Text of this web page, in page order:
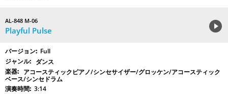
AL-848 M-06
Playful Pulse
Full
ダンス
アコースティックピアノ/シンセサイザー/グロッケン/アコースティック
ベース/シンセドラム
3:14